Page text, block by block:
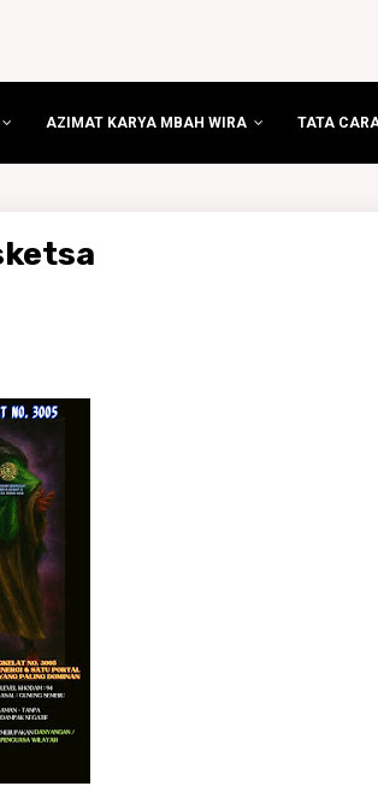
AZIMAT KARYA MBAH WIRA TATA